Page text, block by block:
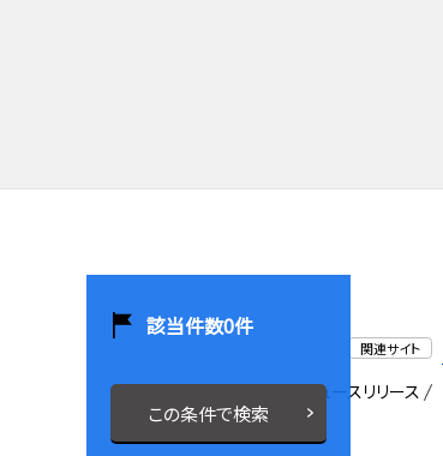
該当件数0件
この条件で検索
関連サイト
会社概要 採用情報 ニュースリリース